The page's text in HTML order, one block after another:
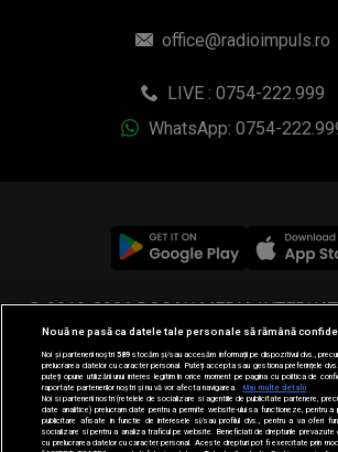
office@radioimpuls.ro
LIVE : 0754-222.999
WhatsApp: 0754-
© 2019-2026 DOGAN MEDIA
drepturile rezervate.
Nouă ne pasă ca datele tale personale să rămână
Noi și partenerii noștri589stocăm și/sau accesăm informații pe dispozitivul dvs.,
prelucrarea datelor cu caracter personal. Puteți accepta sau gestiona preferințele
puteți opune utilizării unui interes legitim în orice moment pe pagina cu politica de
raportate partenerilor noștri și nu vă vor afecta navigarea.
Mai multe detalii
Noi si partenerii nostri (retelele de socializare si agentiile de publicitate partenere,
date analitice) prelucram date pentru a permite website-ului sa functioneze, pentru a
publicitare afisate in functie de interesele si/sau profilul dvs., pentru a va oferi
socializare si pentru a analiza traficul pe website. Beneficiati de drepturile prevazute
cu prelucrarea datelor cu caracter personal. Aceste drepturi pot fi exercitate prin